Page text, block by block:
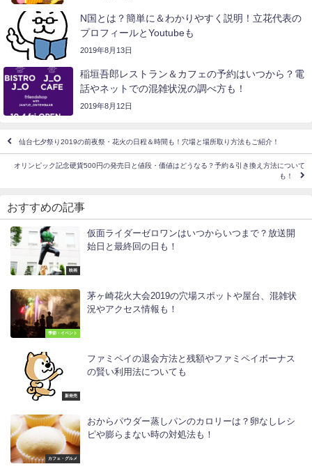
N国とは？簡単に＆わかりやすく説明！立花代表の
プロフィールとYoutubeも
2019年8月13日
稲垣吾郎レストラン＆カフェの予約はいつから？電
話やネットでの混雑状況の調べ方も！
2019年8月12日
仙台七夕祭り2019の前夜祭・花火の日程＆時間も！穴場と場所取り方法もご紹介！
オリンピック記念硬貨500円の発売日と値段・価値はどうなる？予約＆引き換え方法について
も！
おすすめの記事
映画
仮面ライダーゼロワンはいつからいつまで？放送開
始日と最終回の日も！
季節・イベント
茅ヶ崎花火大会2019の穴場スポットや屋台、混雑状
況やアクセス情報も！
新発売
ファミペイの退会方法と残額やファミペイボーナス
の賢い利用法についても
カフェ・グルメ
おからパウダー蒸しパンのカロリーは？卵なしレシ
ピや膨らまない時の対処法も！